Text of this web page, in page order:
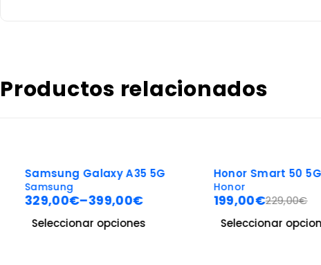
Productos relacionados
Samsung Galaxy A35 5G
Samsung
329,00€–399,00€
Seleccionar opciones
Honor Smart 50 5G
Honor
229,00€
199,00€
Seleccionar opciones